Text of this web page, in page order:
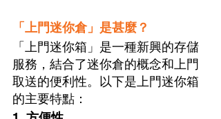
「上門迷你倉」是甚麼？
「上門迷你箱」是一種新興的存儲
服務，結合了迷你倉的概念和上門
取送的便利性。以下是上門迷你箱
的主要特點：